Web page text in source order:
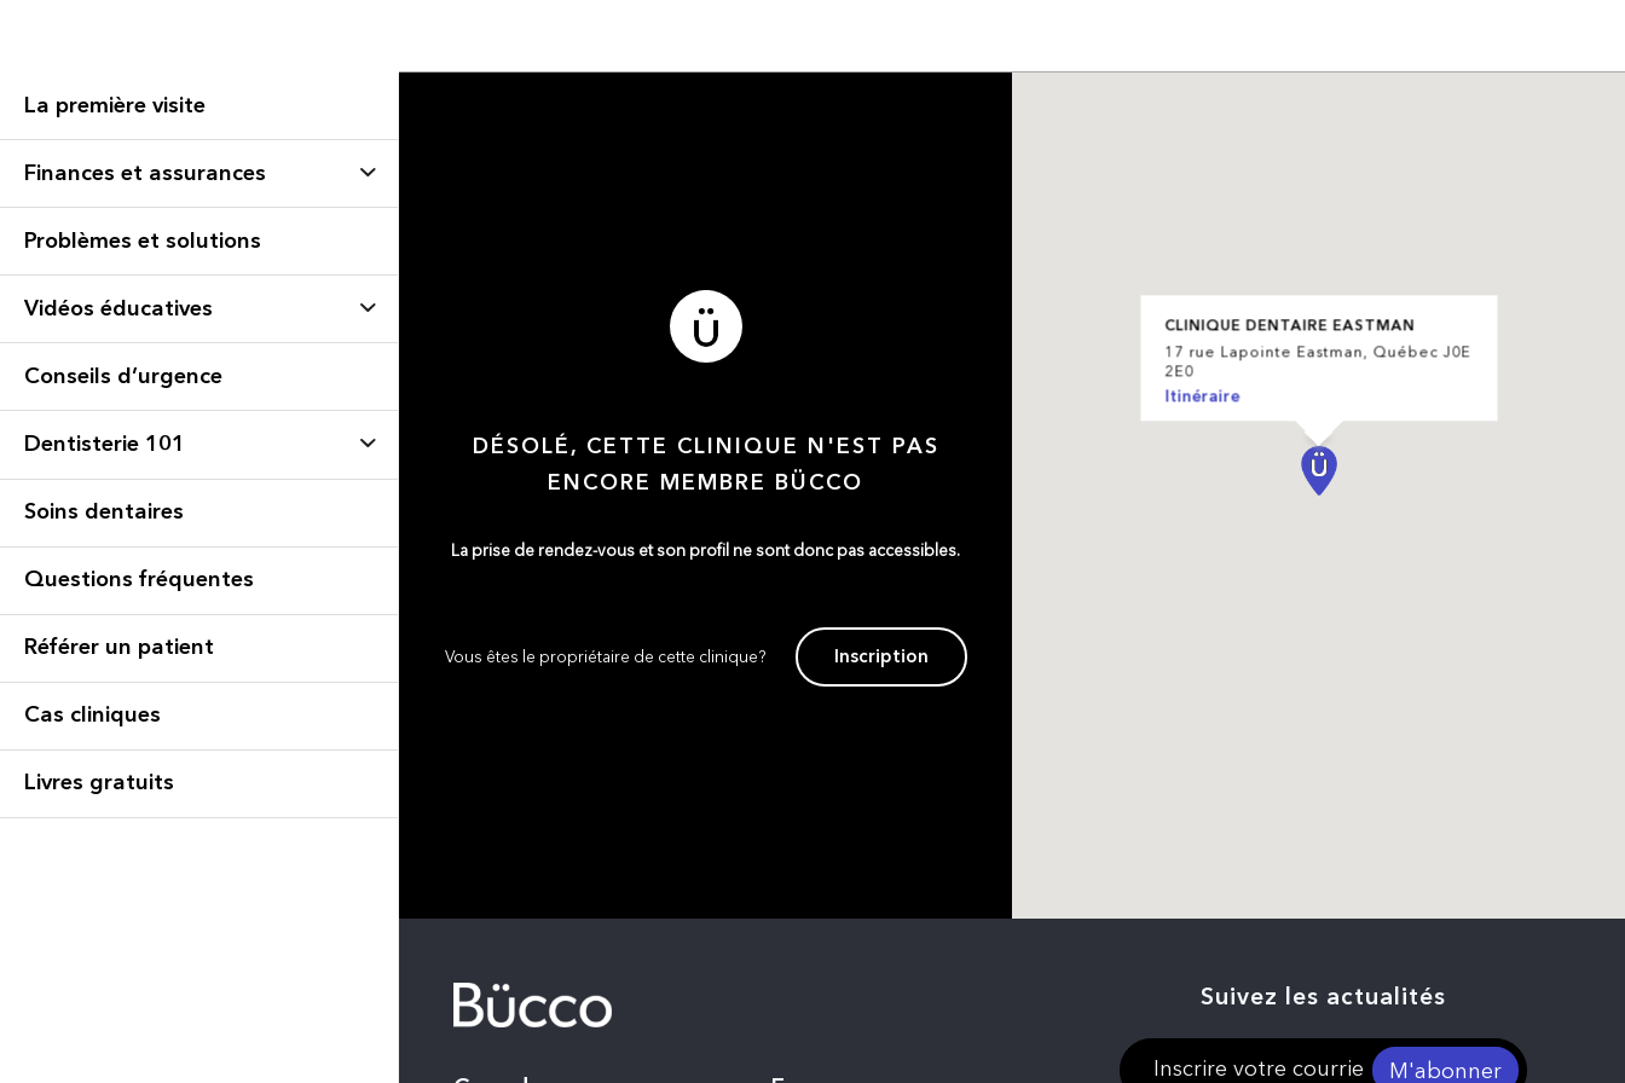
La première visite
Finances et assurances
Problèmes et solutions
Vidéos éducatives
Conseils d’urgence
Dentisterie 101
Soins dentaires
Questions fréquentes
Référer un patient
Cas cliniques
Livres gratuits
DÉSOLÉ, CETTE CLINIQUE N'EST PAS
ENCORE MEMBRE BÜCCO
La prise de rendez-vous et son profil ne sont donc pas accessibles.
Vous êtes le propriétaire de cette clinique? Inscription
CLINIQUE DENTAIRE EASTMAN
17 rue Lapointe Eastman, Québec J0E
2E0
Itinéraire
Suivez les actualités
M'abonner